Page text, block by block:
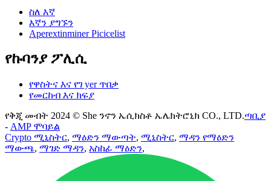
ስለ እኛ
እኛን ያግኙን
Aperextinminer Picicelist
የኩባንያ ፖሊሲ
የዋስትና እና የገ yer ጥበቃ
የመርከብ እና ክፍያ
የቅጂ መብት 2024 © She ንኖን ኤሲክስቶ ኤሌክትሮኒክ CO., LTD.ጣቢያ
- AMP ሞባይል
Crypto ሚኒስትር, ማዕድን ማውጣት, ሚኒስትር, ማዳን የማዕድን
ማውጫ, ማገድ ማዳን, አስከፊ ማዕድን,